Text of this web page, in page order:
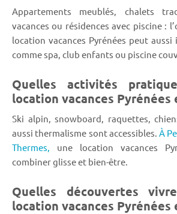
Appartements meublés, chalets
vacances ou résidences avec piscine :
location vacances Pyrénées peut aussi
comme spa, club enfants ou piscine
Quelles activités
location vacances Pyrénées
Ski alpin, snowboard, raquettes,
aussi thermalisme sont accessibles.À
Thermes, une location vacances
combiner glisse et bien-être.
Quelles découvertes
location vacances Pyrénées